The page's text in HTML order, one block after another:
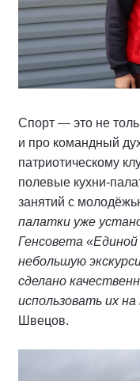
Спорт — это не
и про командный
патриотическому
полевые кухни-
занятий с
палатки уже
Генсовета
небольшую
сделано
использовать их на
Швецов.